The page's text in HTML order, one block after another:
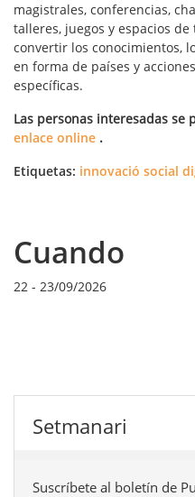
magistrales, conferencias,
talleres, juegos y espacios
convertir los conocimientos,
en forma de países y
específicas.
Las personas interesadas se
enlace online .
Etiquetas: innovació social
Cuando
22 - 23/09/2026
Setmanari
Suscríbete al boletín de